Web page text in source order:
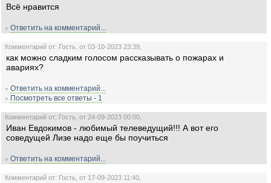
Всё нравится
» Ответить на комментарий...
Комментарий от: Гость, от 03-10-2023 23:39,
как можно сладким голосом рассказывать о пожарах и
авариях?
» Ответить на комментарий...
» Посмотреть все ответы - 1
Комментарий от: Гость, от 24-09-2023 00:00,
Иван Евдокимов - любимый телеведущий!!! А вот его
соведущей Лизе надо еще бы поучиться
» Ответить на комментарий...
Комментарий от: Гость, от 17-09-2023 11:40,